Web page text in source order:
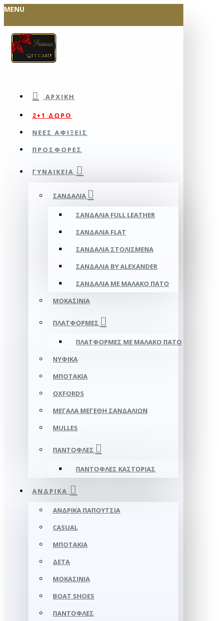
MENU
ΑΡΧΙΚΉ
2+1 ΔΩΡΟ
ΝΕΕΣ ΑΦΙΞΕΙΣ
ΠΡΟΣΦΟΡΕΣ
ΓΥΝΑΙΚΕΊΑ
ΣΑΝΔΆΛΙΑ
ΣΑΝΔΆΛΙΑ FULL LEATHER
ΣΑΝΔΆΛΙΑ FLAT
ΣΑΝΔΆΛΙΑ ΣΤΟΛΙΣΜΈΝΑ
ΣΑΝΔΆΛΙΑ BY ALEXANDER
ΣΑΝΔΆΛΙΑ ΜΕ ΜΑΛΑΚΌ ΠΆΤΟ
ΜΟΚΑΣΊΝΙΑ
ΠΛΑΤΦΌΡΜΕΣ
ΠΛΑΤΦΟΡΜΕΣ ΜΕ ΜΑΛΑΚΟ ΠΑΤΟ
ΝΥΦΙΚΆ
ΜΠΟΤΆΚΙΑ
OXFORDS
ΜΕΓΆΛΑ ΜΕΓΈΘΗ ΣΑΝΔΑΛΙΏΝ
MULLES
ΠΑΝΤΌΦΛΕΣ
ΠΑΝΤΌΦΛΕΣ ΚΑΣΤΟΡΙΆΣ
ΑΝΔΡΙΚΆ
ΑΝΔΡΙΚΆ ΠΑΠΟΎΤΣΙΑ
CASUAL
ΜΠΟΤΆΚΙΑ
ΔΕΤΆ
ΜΟΚΑΣΊΝΙΑ
BOAT SHOES
ΠΑΝΤΌΦΛΕΣ